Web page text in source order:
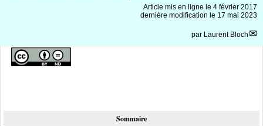
Article mis en ligne le 4 février 2017
dernière modification le 17 mai 2023
par Laurent Bloch
Sommaire